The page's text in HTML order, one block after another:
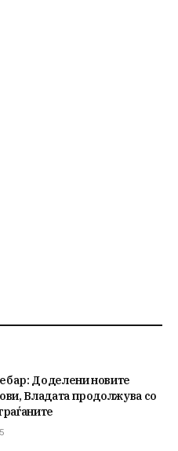
Доделени новите
Владата продолжува со